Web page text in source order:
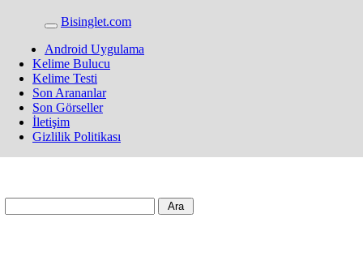
Bisinglet.com
Android Uygulama
Kelime Bulucu
Kelime Testi
Son Arananlar
Son Görseller
İletişim
Gizlilik Politikası